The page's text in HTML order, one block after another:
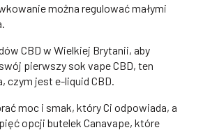
można regulować małymi
CBD w Wielkiej Brytanii, aby
pierwszy sok vape CBD, ten
czym jest e-liquid CBD.
moc i smak, który Ci odpowiada, a
opcji butelek Canavape, które